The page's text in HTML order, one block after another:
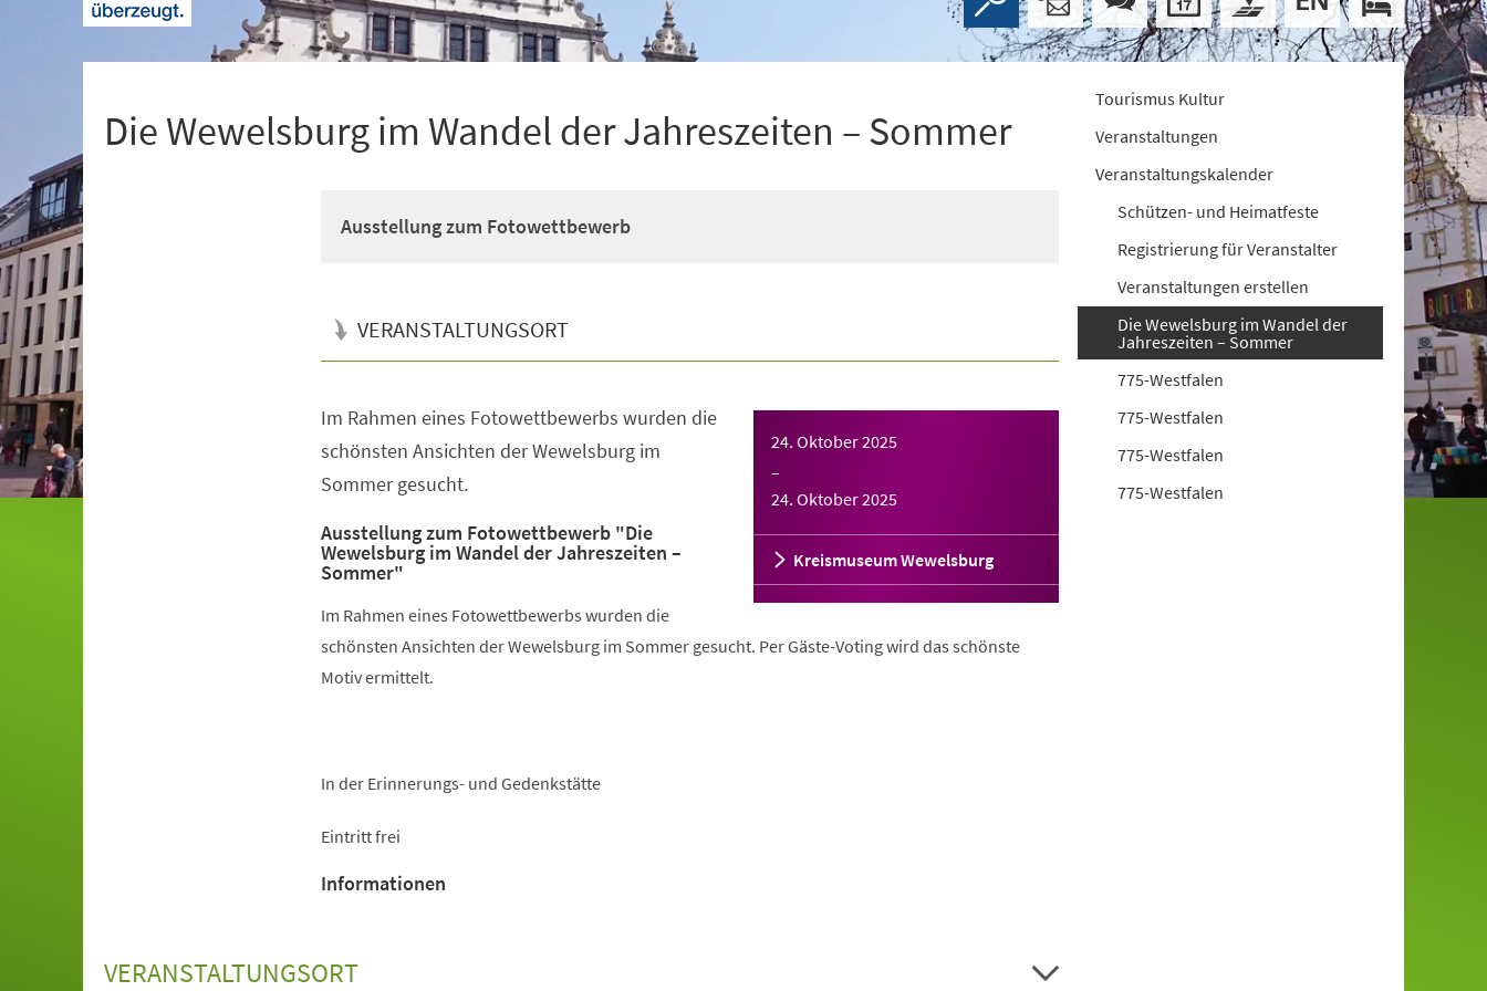
Die Wewelsburg im Wandel der Jahreszeiten – Sommer
Ausstellung zum Fotowettbewerb
VERANSTALTUNGSORT
24. Oktober 2025
–
24. Oktober 2025
Kreismuseum Wewelsburg
Im Rahmen eines Fotowettbewerbs wurden die
schönsten Ansichten der Wewelsburg im
Sommer gesucht.
Ausstellung zum Fotowettbewerb "Die
Wewelsburg im Wandel der Jahreszeiten –
Sommer"
Im Rahmen eines Fotowettbewerbs wurden die
schönsten Ansichten der Wewelsburg im Sommer gesucht. Per Gäste-Voting wird das schönste
Motiv ermittelt.
In der Erinnerungs- und Gedenkstätte
Eintritt frei
Informationen
VERANSTALTUNGSORT
Tourismus Kultur
Veranstaltungen
Veranstaltungskalender
Schützen- und Heimatfeste
Registrierung für Veranstalter
Veranstaltungen erstellen
Die Wewelsburg im Wandel der
Jahreszeiten – Sommer
775-Westfalen
775-Westfalen
775-Westfalen
775-Westfalen